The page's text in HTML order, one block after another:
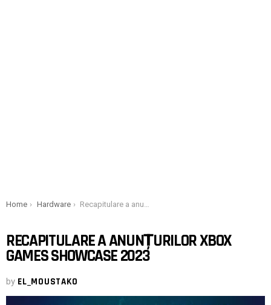
You are here:
Home Hardware Recapitulare a anunțurilor Xbox Games Showcase 2023
RECAPITULARE A ANUNȚURILOR XBOX
GAMES SHOWCASE 2023
by EL_MOUSTAKO